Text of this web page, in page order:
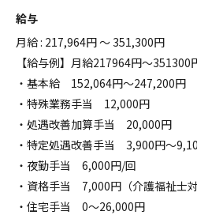
給与
月給 : 217,964円 ～ 351,300円
【給与例】月給217964円～351300
・基本給 152,064円～247,200円
・特殊業務手当 12,000円
・処遇改善加算手当 20,000円
・特定処遇改善手当 3,900円～
・夜勤手当 6,000円/回
・資格手当 7,000円（介護福祉士対
・住宅手当 0～26,000円